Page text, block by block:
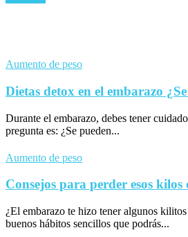
Aumento de peso
Dietas detox en el embarazo
Durante el embarazo, debes tener
pregunta es: ¿Se pueden...
Aumento de peso
Consejos para perder esos kilos
¿El embarazo te hizo tener algunos
buenos hábitos sencillos que podrás...